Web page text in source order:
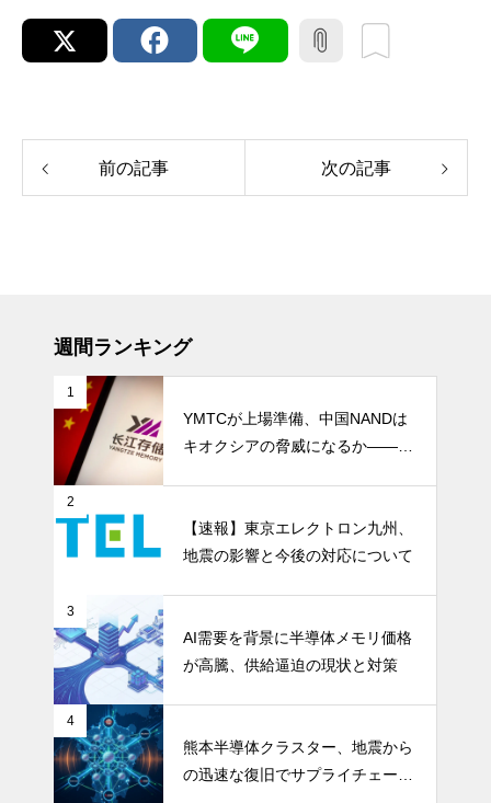
前の記事 次の記事
週間ランキング
1
YMTCが上場準備、中国NANDは
キオクシアの脅威になるか――AI
2
【速報】東京エレクトロン九州、
地震の影響と今後の対応について
3
AI需要を背景に半導体メモリ価格
が高騰、供給逼迫の現状と対策
4
熊本半導体クラスター、地震から
の迅速な復旧でサプライチェーン